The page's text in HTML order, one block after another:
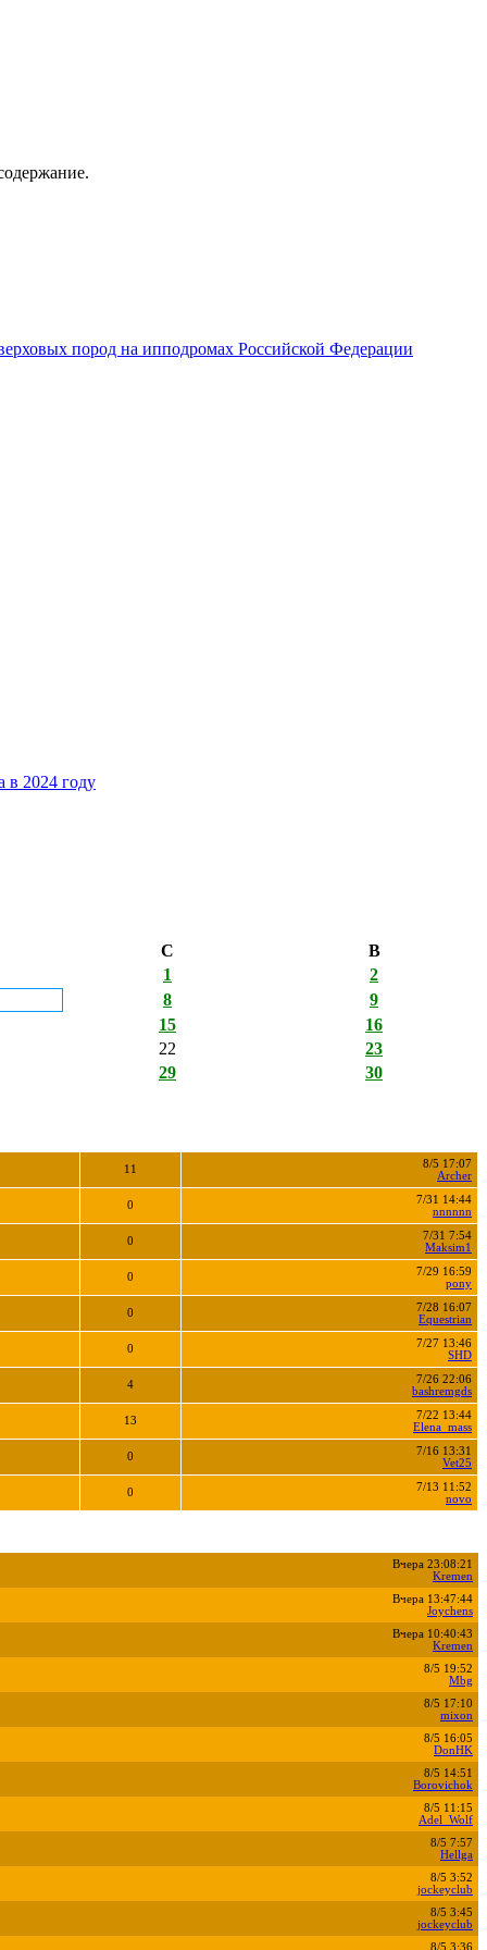
пород на ипподромах Российской Федерации
2024 году
С
В
1
2
8
9
15
16
22
23
29
30
11
8/5 17:07
Archer
0
7/31 14:44
nnnnnn
0
7/31 7:54
Maksim1
0
7/29 16:59
pony
0
7/28 16:07
Equestrian
0
7/27 13:46
SHD
4
7/26 22:06
bashremgds
13
7/22 13:44
Elena_mass
0
7/16 13:31
Vet25
0
7/13 11:52
novo
Вчера 23:08:21
Kremen
Вчера 13:47:44
Joychens
Вчера 10:40:43
Kremen
8/5 19:52
Mbg
8/5 17:10
mixon
8/5 16:05
DonHK
8/5 14:51
Borovichok
8/5 11:15
Adel_Wolf
8/5 7:57
Hellga
8/5 3:52
jockeyclub
8/5 3:45
jockeyclub
8/5 3:36